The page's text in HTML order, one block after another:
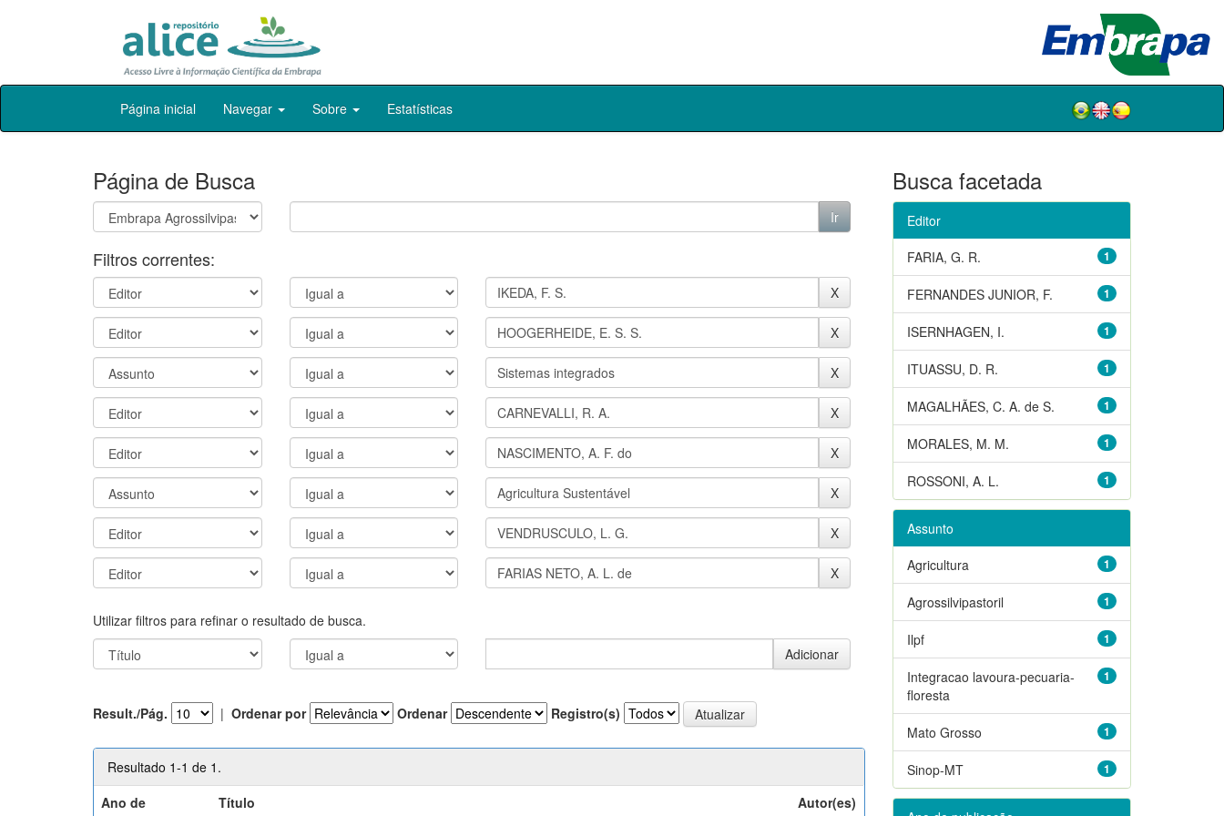
Skip
Página inicial Navegar Sobre Estatísticas
Página de Busca
Filtros correntes:
Utilizar filtros para refinar o resultado de busca.
Result./Pág. | Ordenar por Ordenar Registro(s)
Resultado 1-1 de 1.
Ano de
Título Autor(es)
Busca facetada
Editor
1
FARIA, G. R.
1
FERNANDES JUNIOR, F.
1
ISERNHAGEN, I.
1
ITUASSU, D. R.
1
MAGALHÃES, C. A. de S.
1
MORALES, M. M.
1
ROSSONI, A. L.
Assunto
1
Agricultura
1
Agrossilvipastoril
1
Ilpf
1
Integracao lavoura-pecuaria-
floresta
1
Mato Grosso
1
Sinop-MT